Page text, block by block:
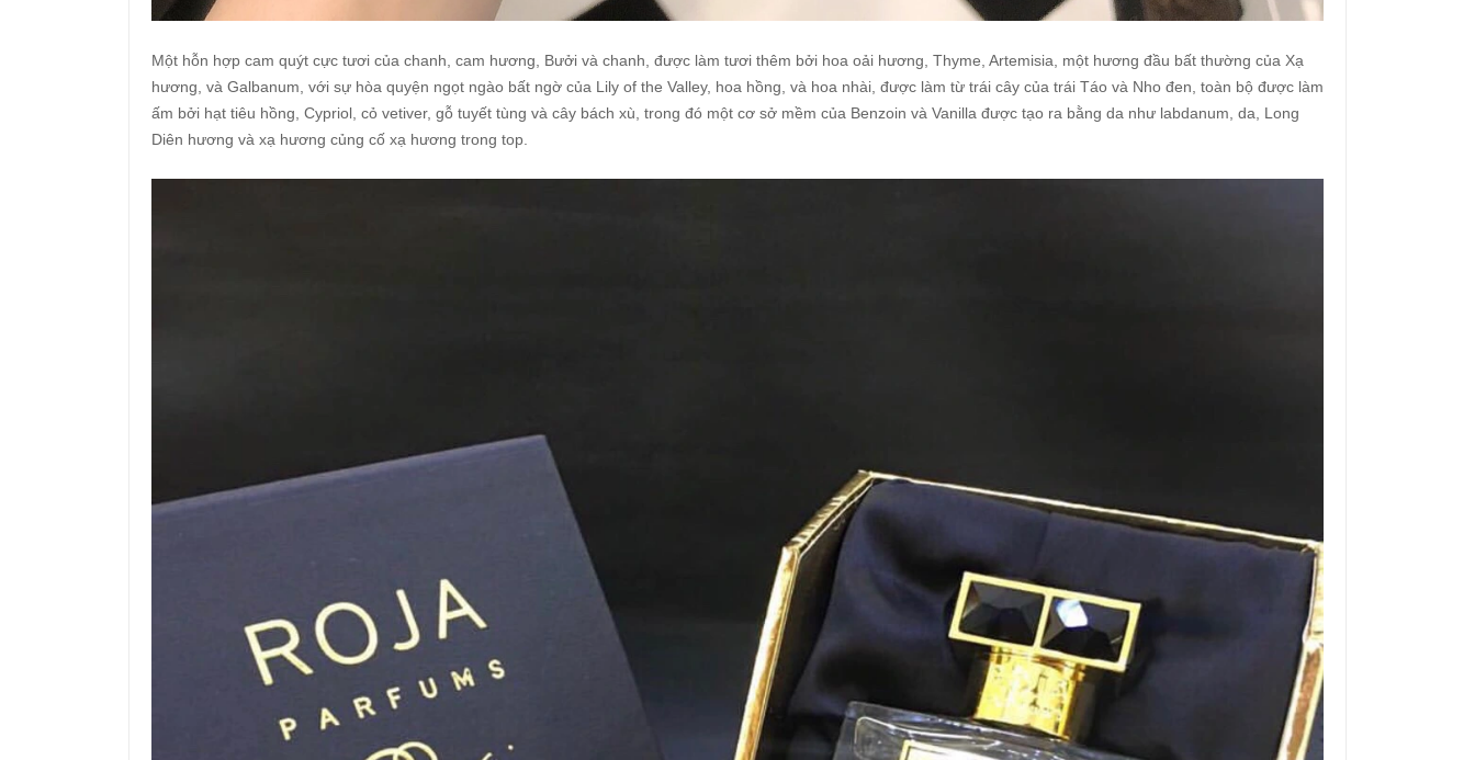
Một hỗn hợp cam quýt cực tươi của chanh, cam hương, Bưởi và chanh, được làm tươi thêm bởi hoa oải hương, Thyme, Artemisia, một hương đầu bất thường của Xạ
hương, và Galbanum, với sự hòa quyện ngọt ngào bất ngờ của Lily of the Valley, hoa hồng, và hoa nhài, được làm từ trái cây của trái Táo và Nho đen, toàn bộ được làm
ấm bởi hạt tiêu hồng, Cypriol, cỏ vetiver, gỗ tuyết tùng và cây bách xù, trong đó một cơ sở mềm của Benzoin và Vanilla được tạo ra bằng da như labdanum, da, Long
Diên hương và xạ hương củng cố xạ hương trong top.